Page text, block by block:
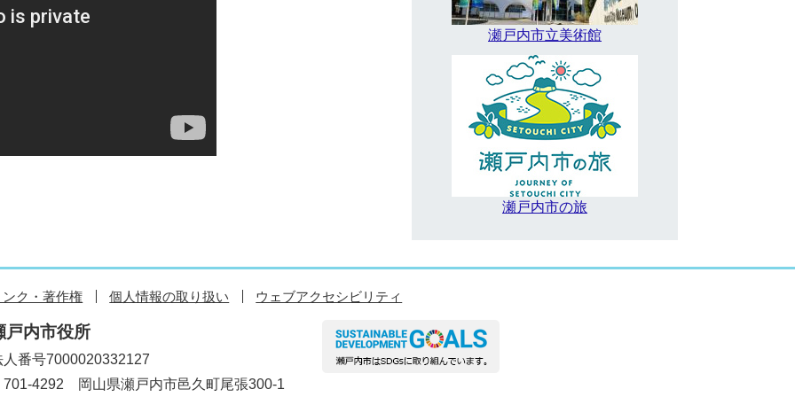
瀬戸内市立美術館
瀬戸内市の旅
ンク・著作権 個人情報の取り扱い ウェブアクセシビリティ
戸内市役所
人番号7000020332127
701-4292 岡山県瀬戸内市邑久町尾張300-1